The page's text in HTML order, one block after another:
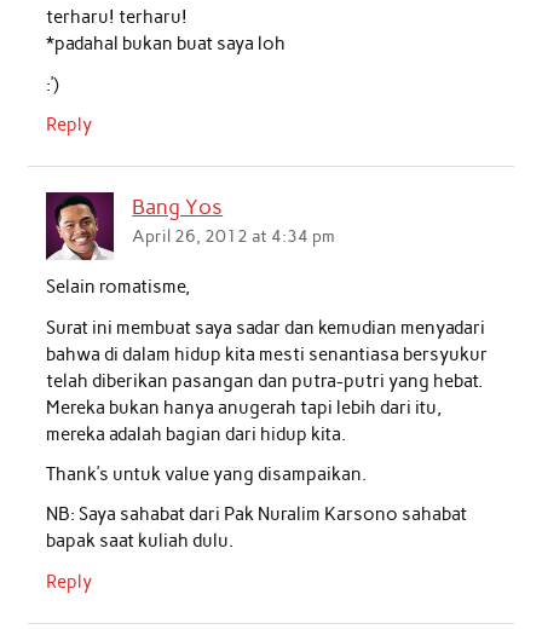
terharu! terharu!
*padahal bukan buat saya loh
:’)
Reply
Bang Yos
April 26, 2012 at 4:34 pm
Selain romatisme,
Surat ini membuat saya sadar dan kemudian menyadari
bahwa di dalam hidup kita mesti senantiasa bersyukur
telah diberikan pasangan dan putra-putri yang hebat.
Mereka bukan hanya anugerah tapi lebih dari itu,
mereka adalah bagian dari hidup kita.
Thank’s untuk value yang disampaikan.
NB: Saya sahabat dari Pak Nuralim Karsono sahabat
bapak saat kuliah dulu.
Reply